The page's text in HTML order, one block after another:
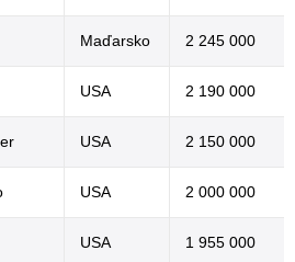
Maďarsko 2 245 000
USA 2 190 000
USA 2 150 000
USA 2 000 000
USA 1 955 000